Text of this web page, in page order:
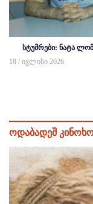
სტუმრები: ნატა
18 / ივლისი 2026
ოდაბადეშ